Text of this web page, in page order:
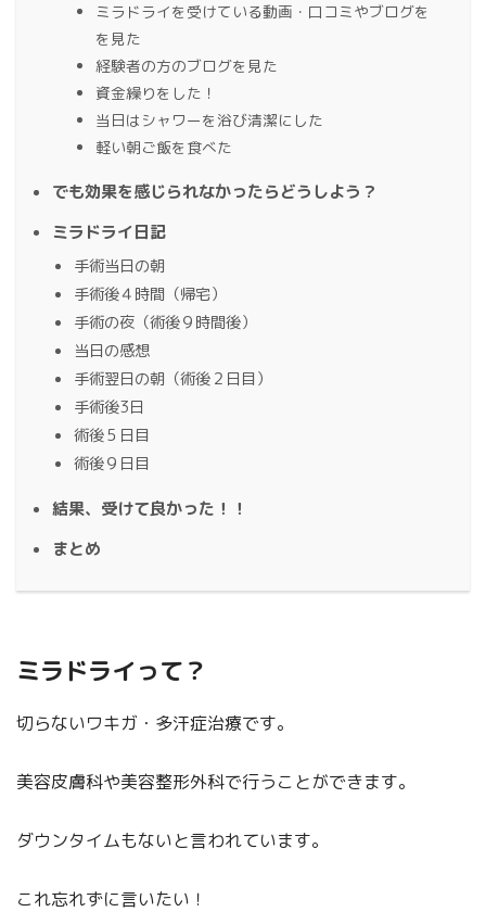
ミラドライを受けている動画・口コミやブログを
を見た
経験者の方のブログを見た
資金繰りをした！
当日はシャワーを浴び清潔にした
軽い朝ご飯を食べた
でも効果を感じられなかったらどうしよう？
ミラドライ日記
手術当日の朝
手術後４時間（帰宅）
手術の夜（術後９時間後）
当日の感想
手術翌日の朝（術後２日目）
手術後3日
術後５日目
術後９日目
結果、受けて良かった！！
まとめ
ミラドライって？
切らないワキガ・多汗症治療です。
美容皮膚科や美容整形外科で行うことができます。
ダウンタイムもないと言われています。
これ忘れずに言いたい！